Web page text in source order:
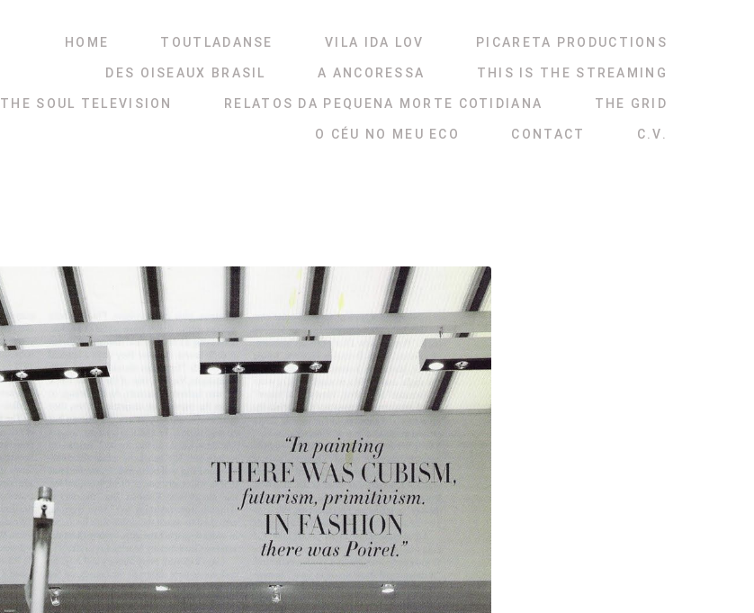
HOME TOUTLADANSE VILA IDA LOV PICARETA PRODUCTIONS
DES OISEAUX BRASIL A ANCORESSA THIS IS THE STREAMING
THE SOUL TELEVISION RELATOS DA PEQUENA MORTE COTIDIANA THE GRID
O CÉU NO MEU ECO CONTACT C.V.